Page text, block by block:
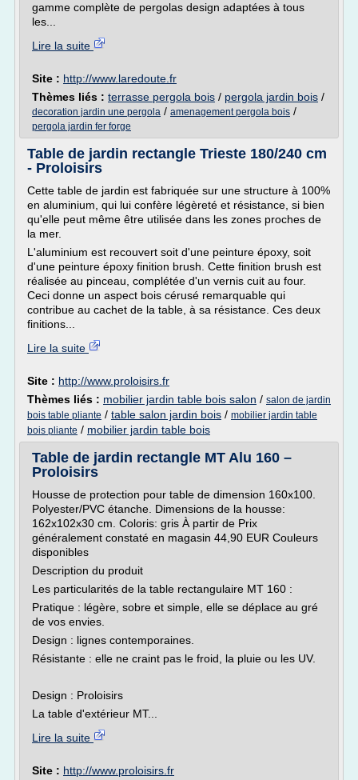
gamme complète de pergolas design adaptées à tous
les...
Lire la suite
Site : http://www.laredoute.fr
Thèmes liés : terrasse pergola bois / pergola jardin bois /
decoration jardin une pergola / amenagement pergola bois /
pergola jardin fer forge
Table de jardin rectangle Trieste 180/240 cm
- Proloisirs
Cette table de jardin est fabriquée sur une structure à 100%
en aluminium, qui lui confère légèreté et résistance, si bien
qu'elle peut même être utilisée dans les zones proches de
la mer.
L'aluminium est recouvert soit d'une peinture époxy, soit
d'une peinture époxy finition brush. Cette finition brush est
réalisée au pinceau, complétée d'un vernis cuit au four.
Ceci donne un aspect bois cérusé remarquable qui
contribue au cachet de la table, à sa résistance. Ces deux
finitions...
Lire la suite
Site : http://www.proloisirs.fr
Thèmes liés : mobilier jardin table bois salon / salon de jardin
bois table pliante / table salon jardin bois / mobilier jardin table
bois pliante / mobilier jardin table bois
Table de jardin rectangle MT Alu 160 –
Proloisirs
Housse de protection pour table de dimension 160x100.
Polyester/PVC étanche. Dimensions de la housse:
162x102x30 cm. Coloris: gris À partir de Prix
généralement constaté en magasin 44,90 EUR Couleurs
disponibles
Description du produit
Les particularités de la table rectangulaire MT 160 :
Pratique : légère, sobre et simple, elle se déplace au gré
de vos envies.
Design : lignes contemporaines.
Résistante : elle ne craint pas le froid, la pluie ou les UV.
Design : Proloisirs
La table d'extérieur MT...
Lire la suite
Site : http://www.proloisirs.fr